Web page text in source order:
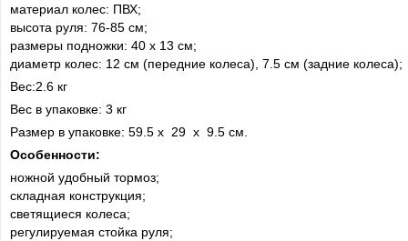
материал колес: ПВХ;
высота руля: 76-85 см;
размеры подножки: 40 х 13 см;
диаметр колес: 12 см (передние колеса), 7.5 см (задние колеса);
Вес:2.6 кг
Вес в упаковке: 3 кг
Размер в упаковке: 59.5 х 29 х 9.5 см.
Особенности:
ножной удобный тормоз;
складная конструкция;
светящиеся колеса;
регулируемая стойка руля;